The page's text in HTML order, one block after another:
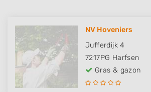
NV Hoveniers
Jufferdijk 4
7217PG Harfsen
Gras & gazon